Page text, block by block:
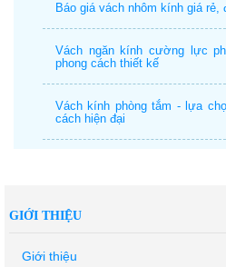
Báo giá vách nhôm kính giá rẻ,
Vách ngăn kính cường lực
phong cách thiết kế
Vách kính phòng tắm - lựa
cách hiện đại
GIỚI THIỆU
Giới thiệu